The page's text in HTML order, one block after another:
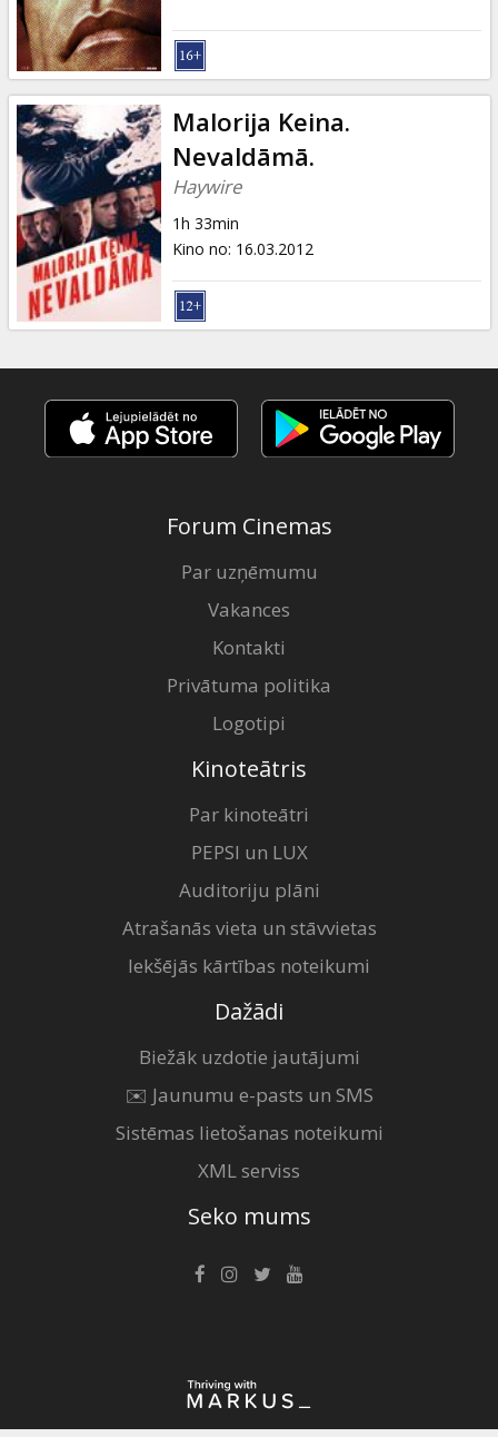
Malorija Keina.
Nevaldāmā.
Haywire
1h 33min
Kino no: 16.03.2012
Forum Cinemas
Par uzņēmumu
Vakances
Kontakti
Privātuma politika
Logotipi
Kinoteātris
Par kinoteātri
PEPSI un LUX
Auditoriju plāni
Atrašanās vieta un stāvvietas
Iekšējās kārtības noteikumi
Dažādi
Biežāk uzdotie jautājumi
✉️ Jaunumu e-pasts un SMS
Sistēmas lietošanas noteikumi
XML serviss
Seko mums